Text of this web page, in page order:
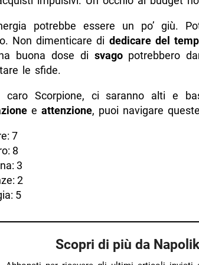
potrebbe essere un po’ giù.
Non dimenticare di dedicare del
buona dose di svagopotrebbero
le sfide.
caro Scorpione, ci saranno alti e
e attenzione, puoi navigare
7
8
3
2
5
Scopri di più da